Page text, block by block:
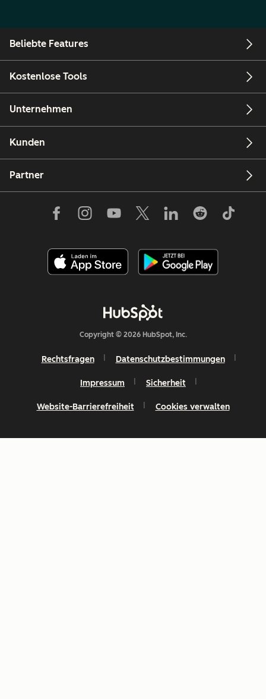
Beliebte Features
Kostenlose Tools
Unternehmen
Kunden
Partner
Copyright © 2026 HubSpot, Inc.
Rechtsfragen Datenschutzbestimmungen
Impressum Sicherheit
Website-Barrierefreiheit Cookies verwalten